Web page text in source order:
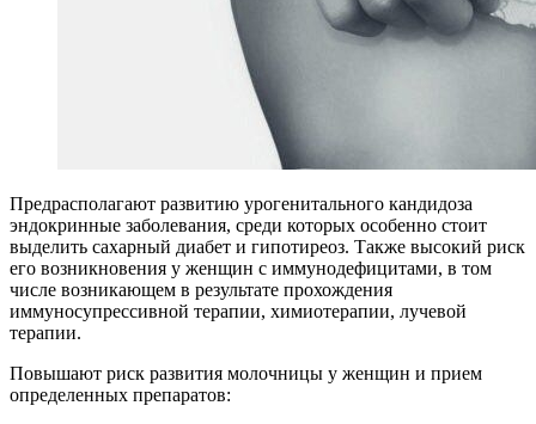
Предрасполагают развитию урогенитального кандидоза
эндокринные заболевания, среди которых особенно стоит
выделить сахарный диабет и гипотиреоз. Также высокий риск
его возникновения у женщин с иммунодефицитами, в том
числе возникающем в результате прохождения
иммуносупрессивной терапии, химиотерапии, лучевой
терапии.
Повышают риск развития молочницы у женщин и прием
определенных препаратов: